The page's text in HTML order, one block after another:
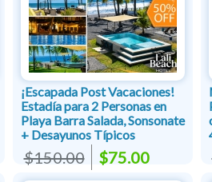
¡Escapada Post Vacaciones!
Estadía para 2 Personas en
Playa Barra Salada, Sonsonate
+ Desayunos Típicos
$150.00 $75.00